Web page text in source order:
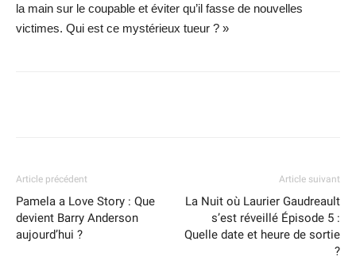
la main sur le coupable et éviter qu’il fasse de nouvelles
victimes. Qui est ce mystérieux tueur ? »
Article précédent
Pamela a Love Story : Que
devient Barry Anderson
aujourd’hui ?
Article suivant
La Nuit où Laurier Gaudreault
s’est réveillé Épisode 5 :
Quelle date et heure de sortie
?